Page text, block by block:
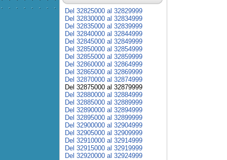
Del 32825000 al 32829999
Del 32830000 al 32834999
Del 32835000 al 32839999
Del 32840000 al 32844999
Del 32845000 al 32849999
Del 32850000 al 32854999
Del 32855000 al 32859999
Del 32860000 al 32864999
Del 32865000 al 32869999
Del 32870000 al 32874999
Del 32875000 al 32879999
Del 32880000 al 32884999
Del 32885000 al 32889999
Del 32890000 al 32894999
Del 32895000 al 32899999
Del 32900000 al 32904999
Del 32905000 al 32909999
Del 32910000 al 32914999
Del 32915000 al 32919999
Del 32920000 al 32924999